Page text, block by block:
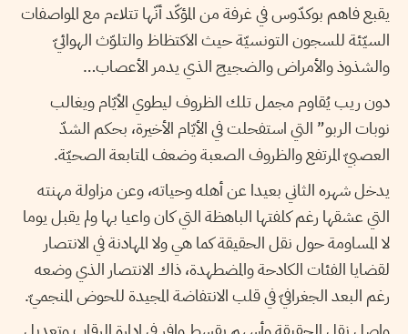
يقبع فاهم بوكدّوس في غرفة من المؤكّد أنّها تتلاءم مع المواصفات
السيّئة للسجون التونسيّة حيث الاكتظاظ والتلوّث الهوائيّ
والشذوذ والأمراض والضجيج الذي يدمر الأعصاب…
دون ريب يُقاوم مجمل تلك الظروف ليطوي الأيّام ويغالب
نوبات الربو” التي استفحلت في الأيّام الأخيرة، بحكم الشدّ
العصبيّ المرتفع والظروف الصعبة وضعف المتابعة الصحيّة.
يدخل شهره الثاني بعيدا عن أهله وحياته، وعن مزاولة مهنته
التي عشقها رغم كلفتها الباهظة التي كان واعيا بها ولم يقبل يوما
لا المساومة حول نقل الحقيقة كما هي ولا المهادنة في الانتصار
لقضايا الفئات الكادحة والمضطهدة، ذاك الانتصار الذي وضعه
رغم البعد الجغرافيّ في قلب الانتفاضة المجيدة للحوض المنجميّ.